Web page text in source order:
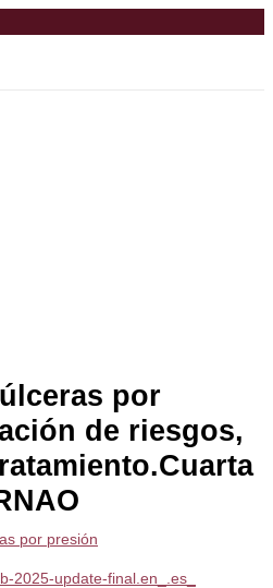
por
de riesgos,
por presión
2025-update-final.en_.es_